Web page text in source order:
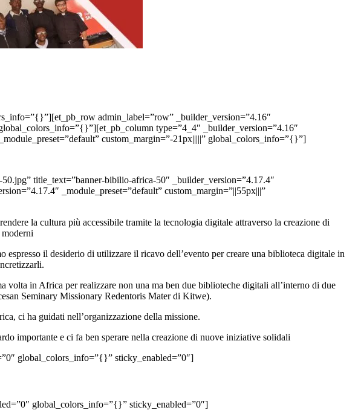
admin_label=”row” _builder_version=”4.16″
type=”4_4″ _builder_version=”4.16″
custom_margin=”-21px|||||” global_colors_info=”{}”]
title_text=”banner-bibilio-africa-50″ _builder_version=”4.17.4″
_module_preset=”default” custom_margin=”||55px|||”
la cultura più accessibile tramite la tecnologia digitale attraverso la creazione di
espresso il desiderio di utilizzare il ricavo dell’evento per creare una biblioteca digitale in
in Africa per realizzare non una ma ben due biblioteche digitali all’interno di due
Seminary Missionary Redentoris Mater di Kitwe).
ci ha guidati nell’organizzazione della missione.
importante e ci fa ben sperare nella creazione di nuove iniziative solidali
global_colors_info=”{}” sticky_enabled=”0″]
global_colors_info=”{}” sticky_enabled=”0″]